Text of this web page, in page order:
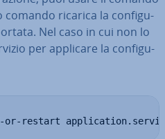
comando ricarica la con­fi­gu­
Nel caso in cui non lo
per applicare la con­fi­gu­
or-restart